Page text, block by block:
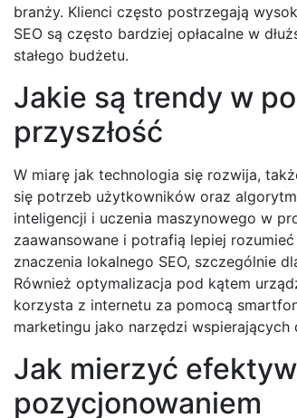
branży. Klienci często postrzegają
SEO są często bardziej opłacalne w
stałego budżetu.
Jakie są trendy w
przyszłość
W miarę jak technologia się rozwija,
się potrzeb użytkowników oraz
inteligencji i uczenia maszynowego w
zaawansowane i potrafią lepiej
znaczenia lokalnego SEO, szczególnie
Również optymalizacja pod kątem
korzysta z internetu za pomocą
marketingu jako narzędzi wspierających
Jak mierzyć
pozycjonowaniem